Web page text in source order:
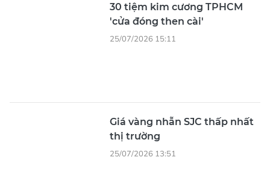
30 tiệm kim cương TPHCM
'cửa đóng then cài'
25/07/2026 15:11
Giá vàng nhẫn SJC thấp nhất
thị trường
25/07/2026 13:51